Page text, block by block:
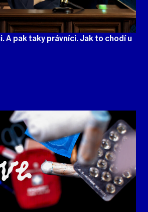
A pak taky právníci. Jak to chodí u